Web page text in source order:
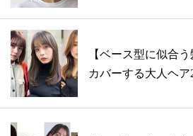
【ベース型に似合
カバーする大人ヘア